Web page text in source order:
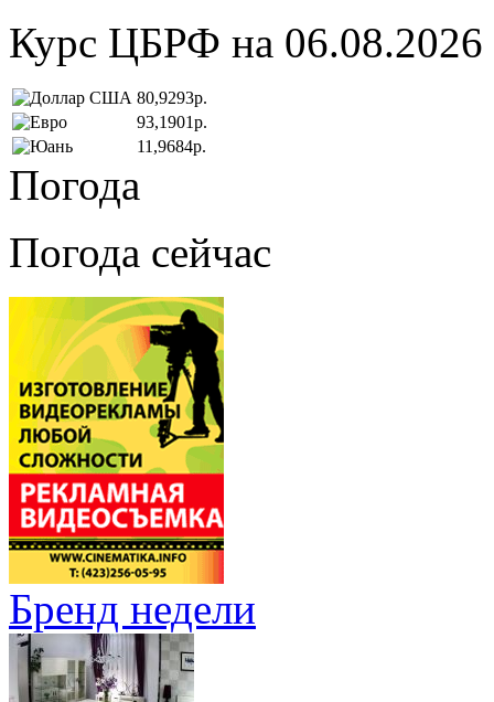
Курс ЦБРФ на 06.08.2026
80,9293р.
93,1901р.
11,9684р.
Погода
Погода сейчас
Бренд недели